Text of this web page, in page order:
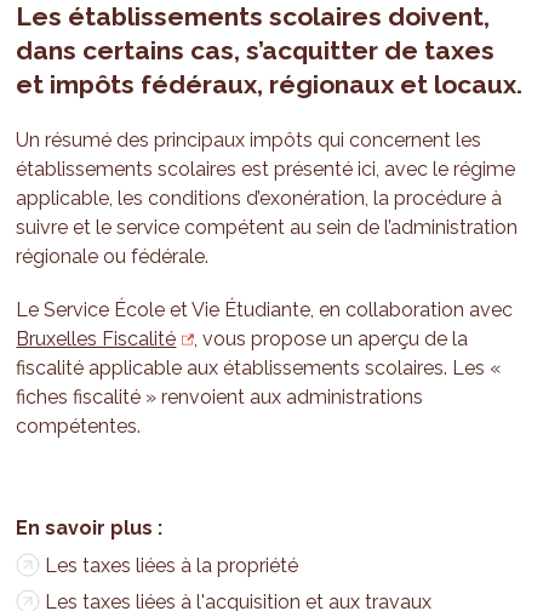
Les établissements scolaires doivent,
dans certains cas, s’acquitter de taxes
et impôts fédéraux, régionaux et locaux.
Un résumé des principaux impôts qui concernent les
établissements scolaires est présenté ici, avec le régime
applicable, les conditions d’exonération, la procédure à
suivre et le service compétent au sein de l’administration
régionale ou fédérale.
Le Service École et Vie Étudiante, en collaboration avec
Bruxelles Fiscalité
, vous propose un aperçu de la
fiscalité applicable aux établissements scolaires. Les «
fiches fiscalité » renvoient aux administrations
compétentes.
Les taxes liées à la propriété
Les taxes liées à l'acquisition et aux travaux